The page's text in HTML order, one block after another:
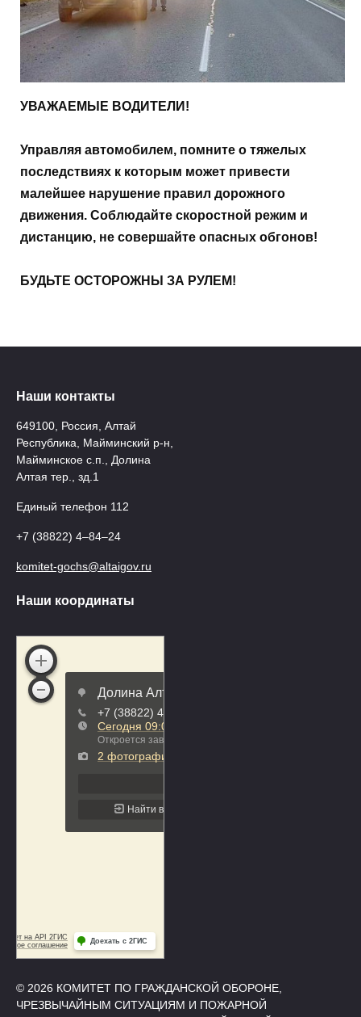
УВАЖАЕМЫЕ ВОДИТЕЛИ!
Управляя автомобилем, помните о тяжелых
последствиях к которым может привести
малейшее нарушение правил дорожного
движения. Соблюдайте скоростной режим и
дистанцию, не совершайте опасных обгонов!
БУДЬТЕ ОСТОРОЖНЫ ЗА РУЛЕМ!
Наши контакты
649100, Россия, Алтай
Республика, Майминский р-н,
Майминское с.п., Долина
Алтая тер., зд.1
Единый телефон 112
+7 (38822) 4‒84‒24
komitet-gochs@altaigov.ru
Наши координаты
© 2026 КОМИТЕТ ПО ГРАЖДАНСКОЙ ОБОРОНЕ,
ЧРЕЗВЫЧАЙНЫМ СИТУАЦИЯМ И ПОЖАРНОЙ